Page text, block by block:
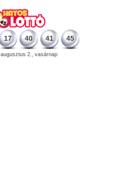
17 40 41 45
augusztus 2., vasárnap